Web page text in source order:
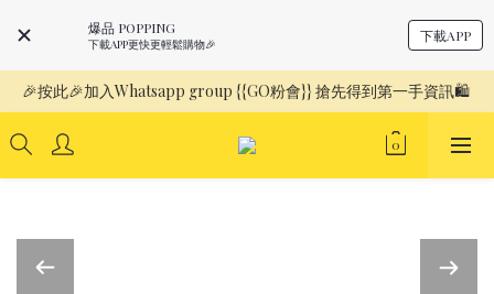
爆品 POPPING
下載APP更快更輕鬆購物🎉 下載APP